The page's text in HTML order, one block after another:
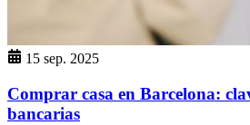
15 sep. 2025
Comprar casa en Barcelona:
bancarias